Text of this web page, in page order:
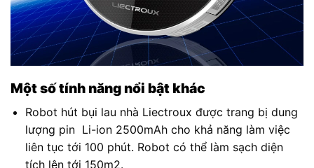
Một số tính năng nổi bật khác
Robot hút bụi lau nhà Liectroux được trang bị dung
lượng pin Li-ion 2500mAh cho khả năng làm việc
liên tục tới 100 phút. Robot có thể làm sạch diện
tích lên tới 150m2.